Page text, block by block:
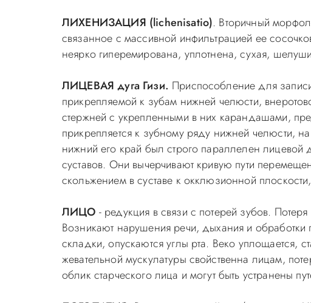
ЛИХЕНИЗАЦИЯ (lichenisatio). Вторичный
связанное с массивной инфильтрацией ее
неярко гиперемирована, уплотнена, сухая,
ЛИЦЕВАЯ дуга Гизи. Приспособление для
прикрепляемой к зубам нижней челюсти,
стержней с укрепленными в них карандашами,
прикрепляется к зубному ряду нижней челюсти,
нижний его край был строго параллелен
суставов. Они вычерчивают кривую пути
скольжением в суставе к окклюзионной плоскости,
ЛИЦО - редукция в связи с потерей зубов.
Возникают нарушения речи, дыхания и
складки, опускаются углы рта. Веко уплощается,
жевательной мускулатуры свойственна лицам,
облик старческого лица и могут быть устранены